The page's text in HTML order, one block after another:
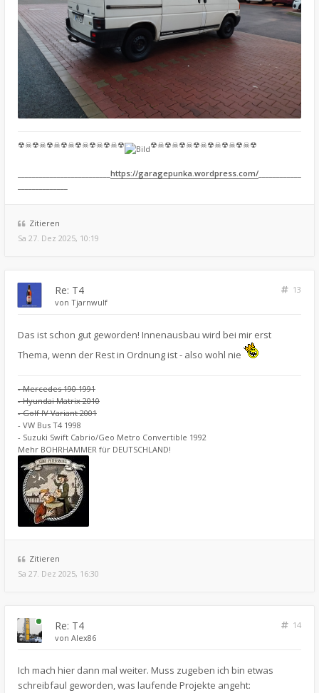
☢☠☢☠☢☠☢☠☢☠☢☠☢☠☢ ☢☠☢☠☢☠☢☠☢☠☢☠☢☠☢
https://garagepunka.wordpress.com/
Zitieren
Sa 27. Dez 2025, 10:19
Re: T4
13
von Tjarnwulf
Das ist schon gut geworden! Innenausbau wird bei mir erst
Thema, wenn der Rest in Ordnung ist - also wohl nie
- Mercedes 190 1991
- Hyundai Matrix 2010
- Golf IV Variant 2001
- VW Bus T4 1998
- Suzuki Swift Cabrio/Geo Metro Convertible 1992
Mehr BOHRHAMMER für DEUTSCHLAND!
Zitieren
Sa 27. Dez 2025, 16:30
Re: T4
14
von Alex86
Ich mach hier dann mal weiter. Muss zugeben ich bin etwas
schreibfaul geworden, was laufende Projekte angeht: